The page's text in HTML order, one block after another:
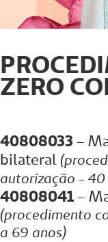
ZERO
40808033 –
bilateral
autorização -
40808041–
(procedimento
a 69 anos)